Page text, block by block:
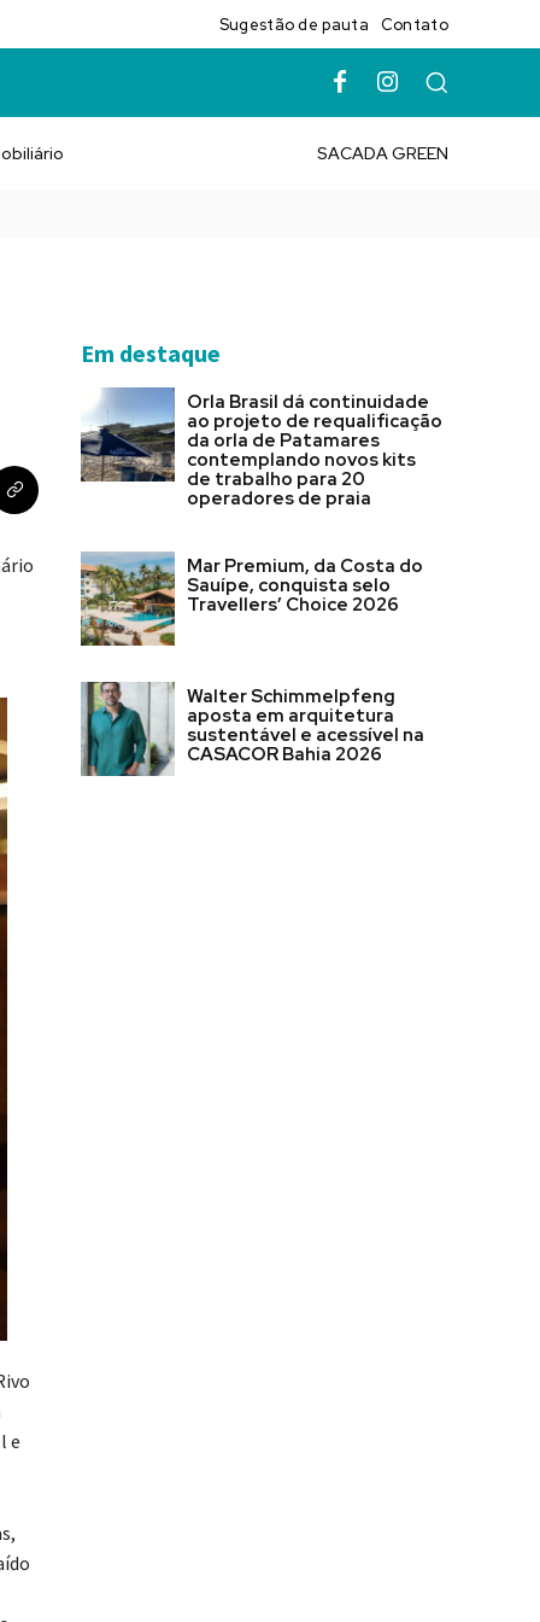
Sugestão de pauta Contato
SACADA GREEN
e
Em destaque
Orla Brasil dá continuidade
ao projeto de requalificação
da orla de Patamares
contemplando novos kits
de trabalho para 20
operadores de praia
Mar Premium, da Costa do
Sauípe, conquista selo
Travellers’ Choice 2026
Walter Schimmelpfeng
aposta em arquitetura
sustentável e acessível na
CASACOR Bahia 2026